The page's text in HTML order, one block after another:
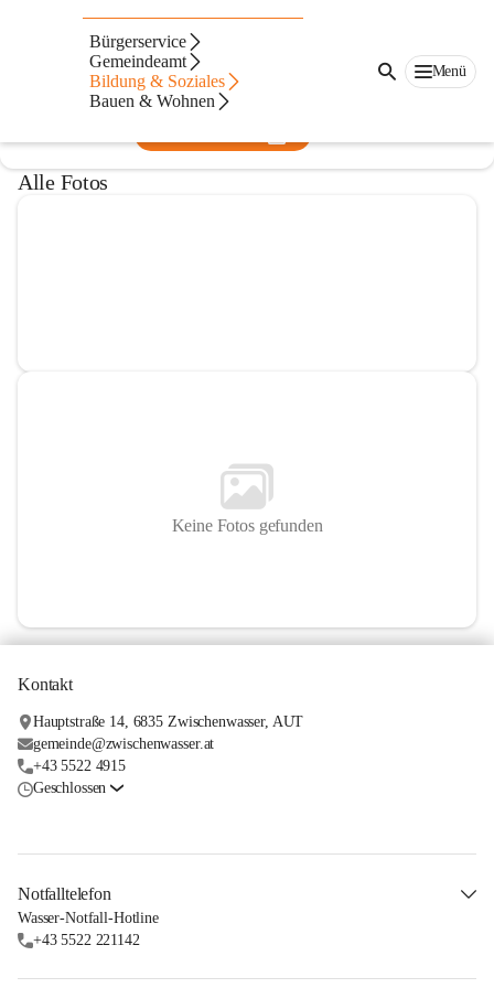
Bürgerservice
Gemeindeamt
Bildung & Soziales
Bauen & Wohnen
Menü
Mittelschule Zwischenwasser
@mittelschule-zwischenwasser
Schule
Alle Fotos
Keine Fotos gefunden
Kontakt
Hauptstraße 14, 6835 Zwischenwasser, AUT
gemeinde@zwischenwasser.at
+43 5522 4915
Geschlossen
Notfalltelefon
Wasser-Notfall-Hotline
+43 5522 221142